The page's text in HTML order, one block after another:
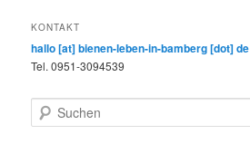
KONTAKT
hallo [at] bienen-leben-in-bamberg [dot] de
Tel. 0951-3094539
u